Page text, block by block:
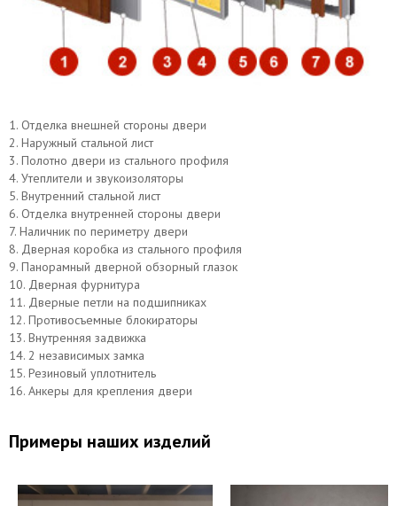
1. Отделка внешней стороны двери
2. Наружный стальной лист
3. Полотно двери из стального профиля
4. Утеплители и звукоизоляторы
5. Внутренний стальной лист
6. Отделка внутренней стороны двери
7. Наличник по периметру двери
8. Дверная коробка из стального профиля
9. Панорамный дверной обзорный глазок
10. Дверная фурнитура
11. Дверные петли на подшипниках
12. Противосъемные блокираторы
13. Внутренняя задвижка
14. 2 независимых замка
15. Резиновый уплотнитель
16. Анкеры для крепления двери
Примеры наших изделий